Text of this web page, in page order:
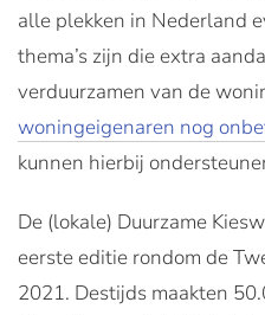
alle plekken in Nederland
thema’s zijn die extra
verduurzamen van de
woningeigenaren nog
kunnen hierbij
De (lokale) Duurzame
eerste editie rondom de
2021. Destijds maakten